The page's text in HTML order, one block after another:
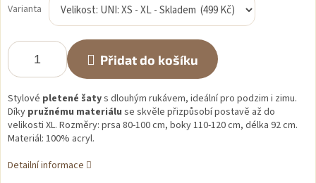
cena:
Varianta
Přidat do košíku
Stylové pletené šatys dlouhým rukávem, ideální pro podzim i zimu.
Díky pružnému materiálu se skvěle přizpůsobí postavě až do
velikosti XL. Rozměry: prsa 80-100 cm, boky 110-120 cm, délka 92 cm.
Materiál: 100% acryl.
Detailní informace